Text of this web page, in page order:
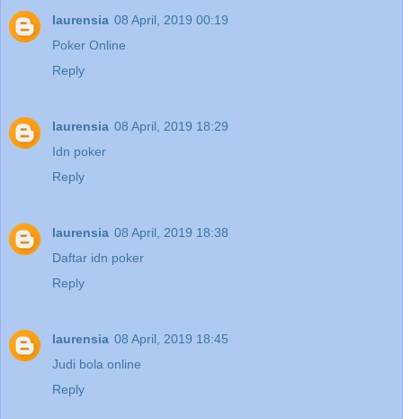
laurensia 08 April, 2019 00:19
Poker Online
Reply
laurensia 08 April, 2019 18:29
Idn poker
Reply
laurensia 08 April, 2019 18:38
Daftar idn poker
Reply
laurensia 08 April, 2019 18:45
Judi bola online
Reply